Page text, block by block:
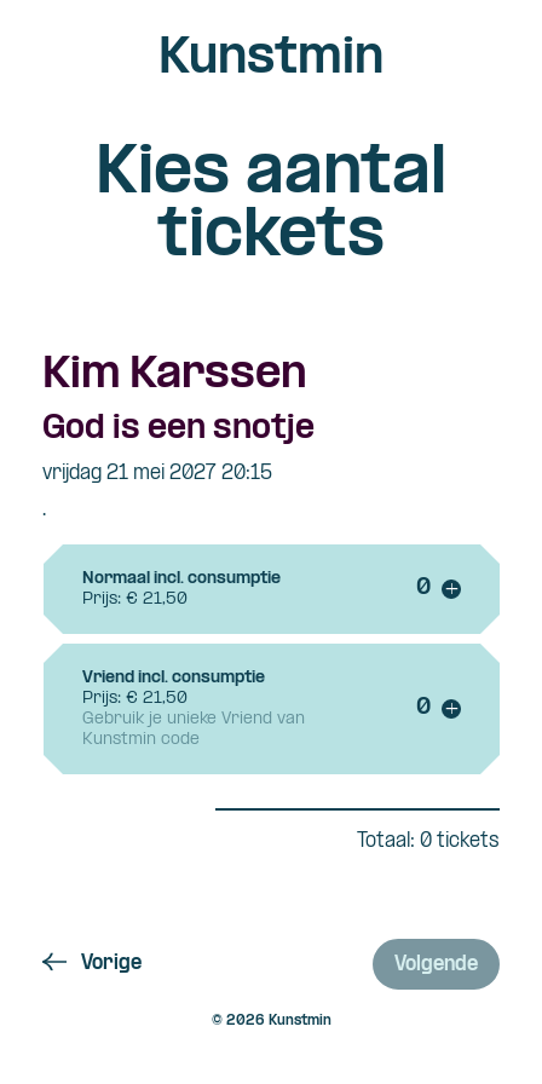
Kunstmin
Kies aantal
tickets
Kim Karssen
God is een snotje
vrijdag 21 mei 2027 20:15
.
Normaal incl. consumptie
Prijs: € 21,50
+Voeg
Vriend incl. consumptie
Prijs: € 21,50
Gebruik je unieke Vriend van
Kunstmin code
+Voeg
Totaal: 0 tickets
Vorige Volgende
© 2026 Kunstmin